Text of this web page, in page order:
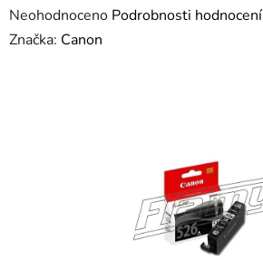
Průměrné
hodnocení
Neohodnoceno Podrobnosti hodnocení
Značka: Canon